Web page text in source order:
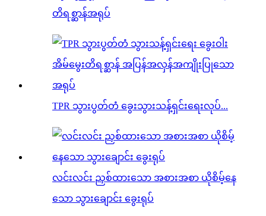
တိရစ္ဆာန်အရုပ်
TPR သွားပွတ်တံ ခွေးသွားသန့်ရှင်းရေးလုပ်...
လင်းလင်း ညှစ်ထားသော အစားအစာ ယိုစိမ့်နေ
သော သွားချောင်း ခွေးရုပ်